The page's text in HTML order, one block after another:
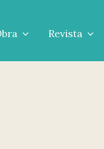
Revista